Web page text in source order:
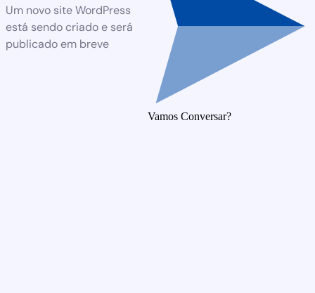
Um novo site WordPress
está sendo criado e será
publicado em breve
Vamos Conversar?